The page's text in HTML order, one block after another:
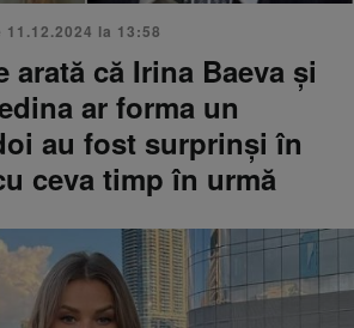
11.12.2024 la 13:58
arată că Irina Baeva și
ar forma un
au fost surprinși în
ceva timp în urmă